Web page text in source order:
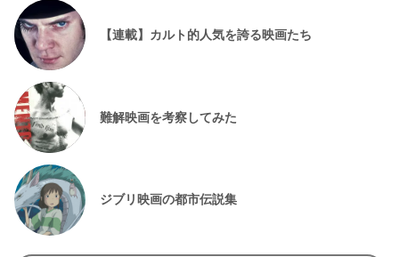
【連載】カルト的人気を誇る映画たち
難解映画を考察してみた
ジブリ映画の都市伝説集